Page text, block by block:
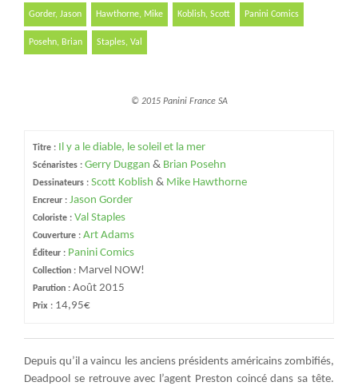
Gorder, Jason Hawthorne, Mike Koblish, Scott Panini Comics
Posehn, Brian Staples, Val
© 2015 Panini France SA
Titre : Il y a le diable, le soleil et la mer
Scénaristes : Gerry Duggan & Brian Posehn
Dessinateurs : Scott Koblish & Mike Hawthorne
Encreur : Jason Gorder
Coloriste : Val Staples
Couverture : Art Adams
Éditeur : Panini Comics
Collection : Marvel NOW!
Parution : Août 2015
Prix : 14,95€
Depuis qu’il a vaincu les anciens présidents américains zombifiés,
Deadpool se retrouve avec l’agent Preston coincé dans sa tête.